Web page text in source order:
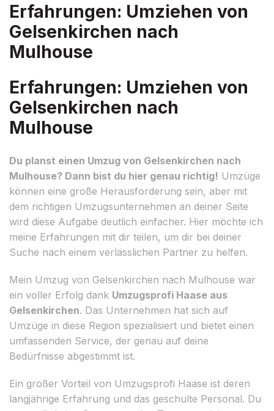
Erfahrungen: Umziehen von
Gelsenkirchen nach
Mulhouse
Erfahrungen: Umziehen von
Gelsenkirchen nach
Mulhouse
Du planst einen Umzug von Gelsenkirchen nach
Mulhouse? Dann bist du hier genau richtig! Umzüge
können eine große Herausforderung sein, aber mit
dem richtigen Umzugsunternehmen an deiner Seite
wird diese Aufgabe deutlich einfacher. Hier möchte ich
meine Erfahrungen mit dir teilen, um dir bei deiner
Suche nach einem verlässlichen Partner zu helfen.
Mein Umzug von Gelsenkirchen nach Mulhouse war
ein voller Erfolg dank Umzugsprofi Haase aus
Gelsenkirchen. Das Unternehmen hat sich auf
Umzüge in diese Region spezialisiert und bietet einen
umfassenden Service, der genau auf deine
Bedürfnisse abgestimmt ist.
Ein großer Vorteil von Umzugsprofi Haase ist deren
langjährige Erfahrung und das geschulte Personal. Du